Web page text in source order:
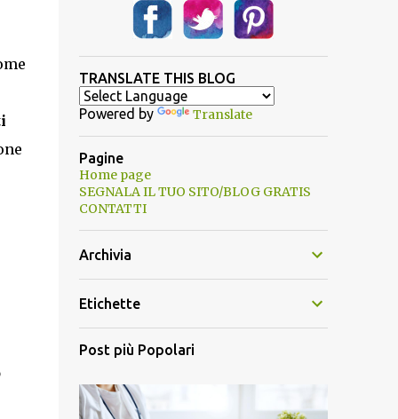
TRANSLATE THIS BLOG
Powered by Translate
Pagine
Home page
SEGNALA IL TUO SITO/BLOG GRATIS
CONTATTI
Archivia
Etichette
Post più Popolari